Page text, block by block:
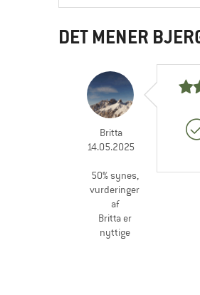
DET MENER
Britta
14.05.2025
50% synes,
vurderinger
af
Britta er
nyttige